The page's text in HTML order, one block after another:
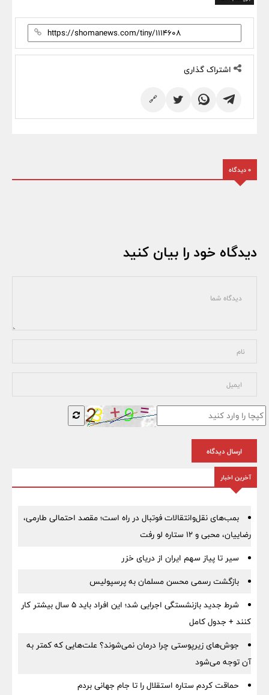
اشتراک گذاری
🔗
0 دیدگاه
دیدگاه خود را بیان کنید
ارسال دیدگاه
آخرین اخبار
بمب‌های نقل‌وانتقالات فوتبال در راه است؛ مقصد احتمالی طارمی،
رضاییان، محبی و ۱۲ ستاره لو رفت
سیر تا پیاز سهم ایران از دریای خزر
بازگشت رسمی محسن مسلمان به پرسپولیس
شرط جدید بازنشستگی اجرایی شد؛ این افراد باید ۵ سال بیشتر کار
کنند + جدول کامل
جوش‌های زیرپوستی چرا درمان نمی‌شوند؟ علت‌هایی که کمتر به
آن توجه می‌شود
حماقت کردم ستاره استقلال را تا جام جهانی بردم